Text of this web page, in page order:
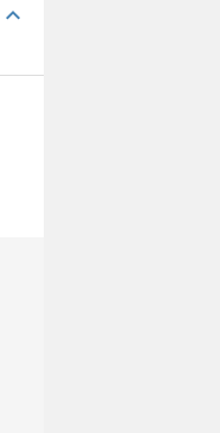
expand_less